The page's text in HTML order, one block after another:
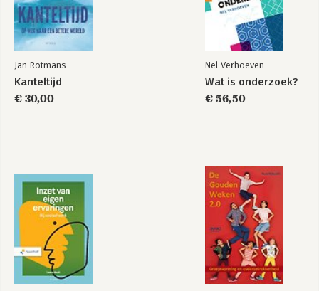
Nawoord 453
Dankwoord 461
Opmerking ten aanzien van de bronnen 465
Noten 473
Fotoverantwoording 553
Register 554
Jan Rotmans
Kanteltijd
€ 30,00
Nel Verhoeven
Wat is onderzoek?
€ 56,50